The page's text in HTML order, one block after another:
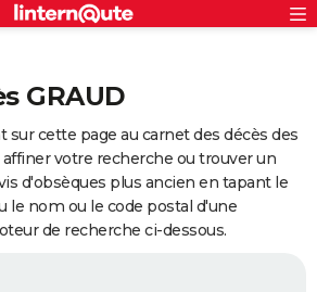
GRAUD
cette page au carnet des décès des
affiner votre recherche ou trouver un
d'obsèques plus ancien en tapant le
le nom ou le code postal d'une
de recherche ci-dessous.